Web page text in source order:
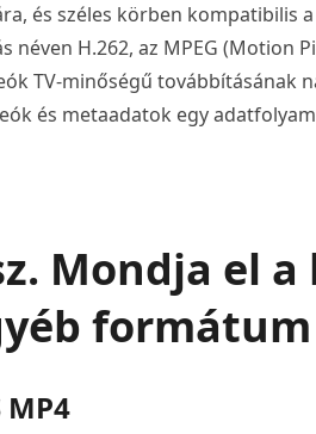
és széles körben kompatibilis
néven H.262, az MPEG
TV-minőségű továbbításának
és metaadatok egy
Mondja el
MP4